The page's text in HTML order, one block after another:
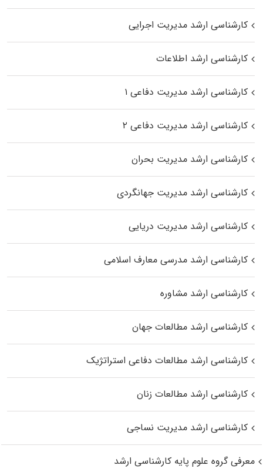
کارشناسی ارشد مدیریت اجرایی
کارشناسی ارشد اطلاعات
کارشناسی ارشد مدیریت دفاعی ۱
کارشناسی ارشد مدیریت دفاعی ۲
کارشناسی ارشد مدیریت بحران
کارشناسی ارشد مدیریت جهانگردی
کارشناسی ارشد مدیریت دریایی
کارشناسی ارشد مدرسی معارف اسلامی
کارشناسی ارشد مشاوره
کارشناسی ارشد مطالعات جهان
کارشناسی ارشد مطالعات دفاعی استراتژیک
کارشناسی ارشد مطالعات زنان
کارشناسی ارشد مدیریت نساجی
معرفی گروه علوم پایه کارشناسی ارشد